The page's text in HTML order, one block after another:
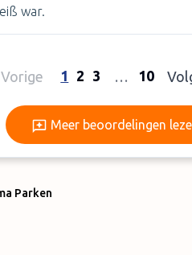
war.
Vorige 1 2 3 … 10
Meer
Meer beoordelingen
Parken